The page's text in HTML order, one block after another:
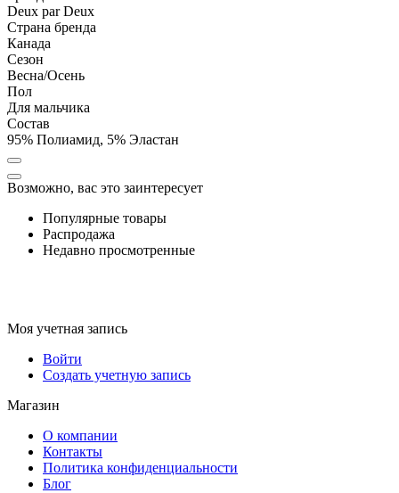
Deux par Deux
Страна бренда
Канада
Сезон
Весна/Осень
Пол
Для мальчика
Состав
95% Полиамид, 5% Эластан
Возможно, вас это заинтересует
Популярные товары
Распродажа
Недавно просмотренные
Моя учетная запись
Войти
Создать учетную запись
Магазин
О компании
Контакты
Политика конфиденциальности
Блог